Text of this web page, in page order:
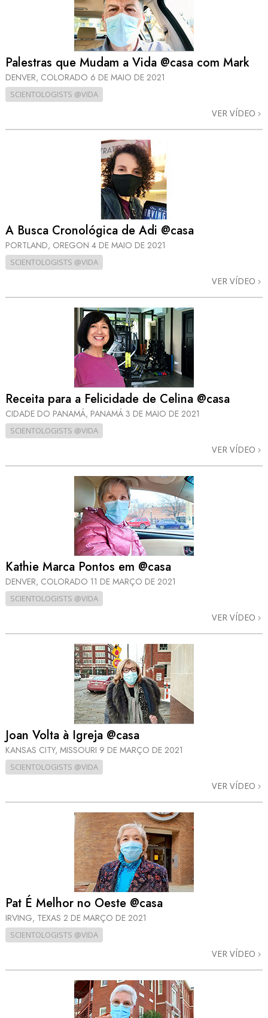
Palestras que Mudam a Vida @casa com Mark
DENVER, COLORADO 6 DE MAIO DE 2021
SCIENTOLOGISTS @VIDA
VER VÍDEO
A Busca Cronológica de Adi @casa
PORTLAND, OREGON 4 DE MAIO DE 2021
SCIENTOLOGISTS @VIDA
VER VÍDEO
Receita para a Felicidade de Celina @casa
CIDADE DO PANAMÁ, PANAMÁ 3 DE MAIO DE 2021
SCIENTOLOGISTS @VIDA
VER VÍDEO
Kathie Marca Pontos em @casa
DENVER, COLORADO 11 DE MARÇO DE 2021
SCIENTOLOGISTS @VIDA
VER VÍDEO
Joan Volta à Igreja @casa
KANSAS CITY, MISSOURI 9 DE MARÇO DE 2021
SCIENTOLOGISTS @VIDA
VER VÍDEO
Pat É Melhor no Oeste @casa
IRVING, TEXAS 2 DE MARÇO DE 2021
SCIENTOLOGISTS @VIDA
VER VÍDEO